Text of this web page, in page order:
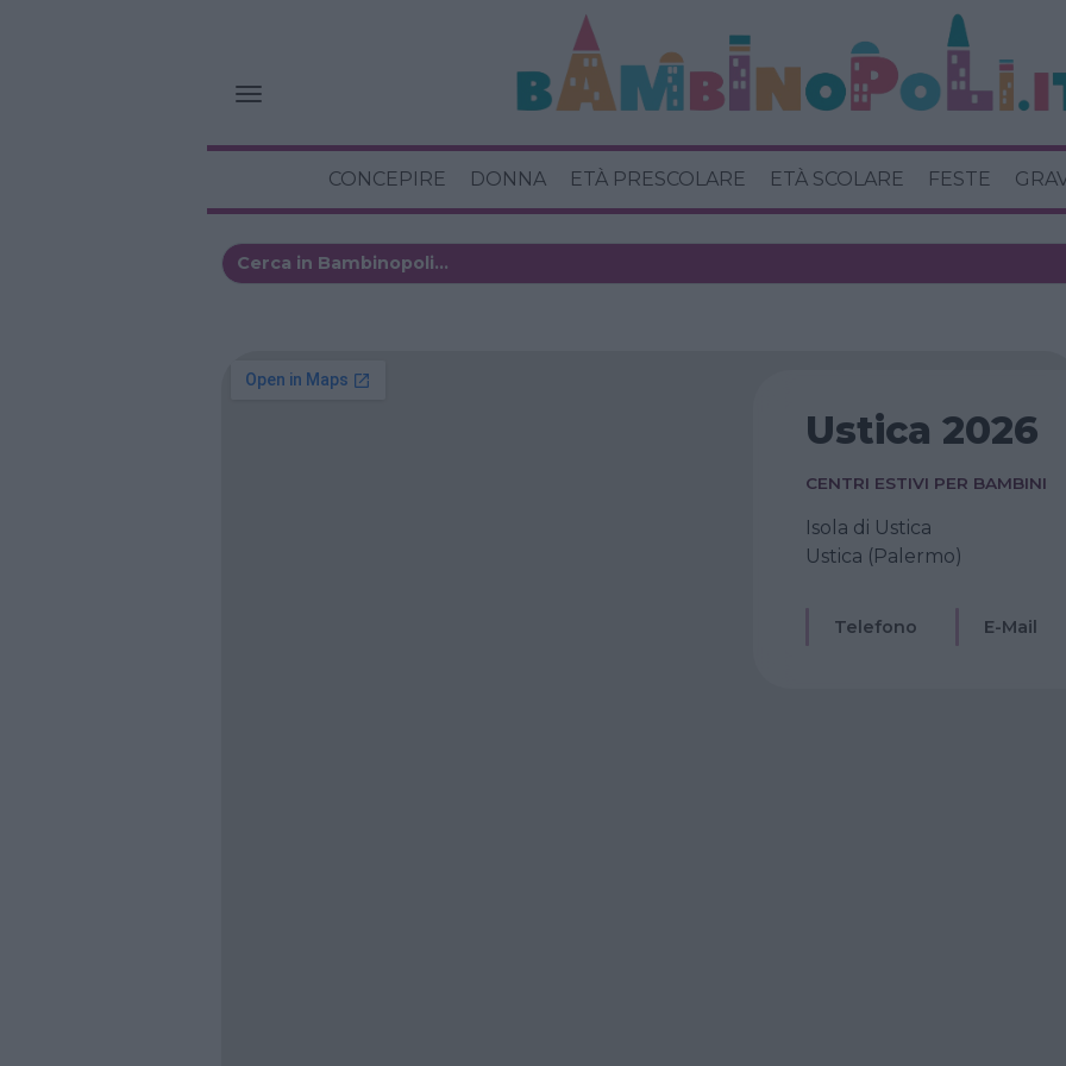
CONCEPIRE DONNA ETÀ PRESCOLARE ETÀ SCOLARE FESTE
Ustica 2026
CENTRI ESTIVI PER BAMBINI
Isola di Ustica
Ustica (Palermo)
Telefono E-Mail